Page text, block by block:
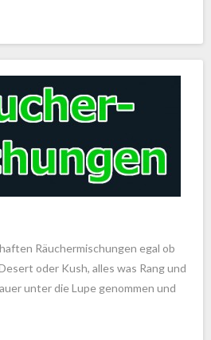
Räuchermischungen egal ob
oder Kush, alles was Rang und
unter die Lupe genommen und